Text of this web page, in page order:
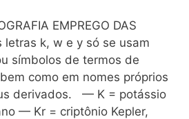
EMPREGO DAS
letras k, w e y só se usam
símbolos de termos de
como em nomes próprios
derivados. — K = potássio
— Kr = criptônio Kepler,